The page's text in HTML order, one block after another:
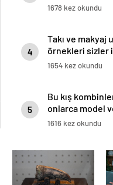
medyadan
1678 kez okundu
4
Takı ve makyaj
örnekleri sizler
1654 kez okundu
5
Bu kış
onlarca model
1616 kez okundu